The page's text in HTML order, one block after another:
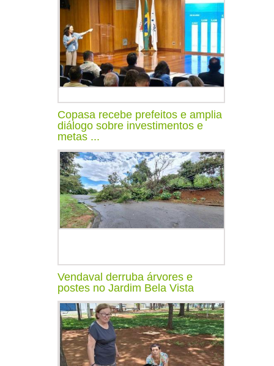
Copasa recebe prefeitos e amplia
diálogo sobre investimentos e
metas ...
Vendaval derruba árvores e
postes no Jardim Bela Vista